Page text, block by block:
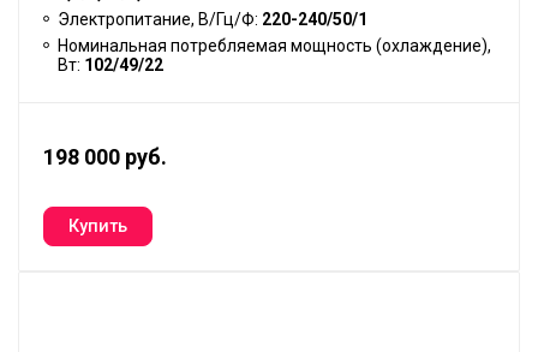
Электропитание, В/Гц/Ф: 220-240/50/1
Номинальная потребляемая мощность (охлаждение),
Вт: 102/49/22
198 000 руб.